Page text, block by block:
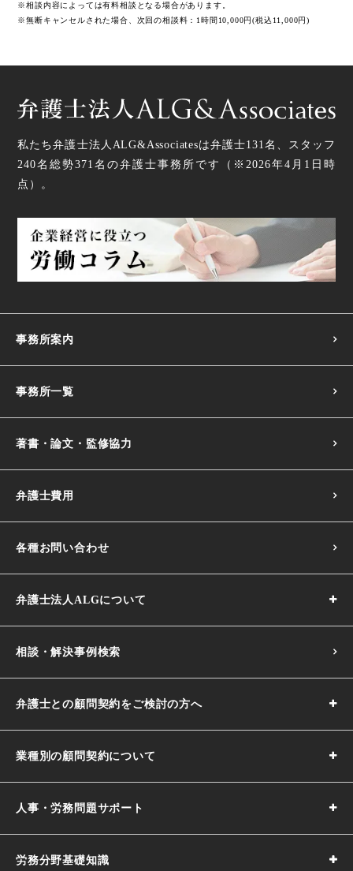
時間外労働の上限規制｜2024年の建設業への適用や罰則な
どの基礎知識
同一労働同一賃金とは｜ガイドラインや企業の対応などわ
【働き方改革】待遇に関する説明義務の強化の改正要点
【働き方改革】法改正スケジュール｜2023・2024年
【働き方改革】行政による履行確保措置・裁判外紛争解決
手続（行政ADR）の整備について
【働き方改革】不合理な待遇差の禁止の改正要点
※相談内容によっては有料相談となる場合があります。
※無断キャンセルされた場合、次回の相談料：1時間10,000円(税込11,000円)
私たち弁護士法人ALG&Associatesは弁護士131名、スタッフ
240名総勢371 名の弁護士事務所です（ ※2026年4月1日時
点 ）。
事務所案内
事務所一覧
著書・論文・監修協力
弁護士費用
各種お問い合わせ
弁護士法人ALGについて
相談・解決事例検索
弁護士との顧問契約をご検討の方へ
業種別の顧問契約について
人事・労務問題サポート
労務分野基礎知識